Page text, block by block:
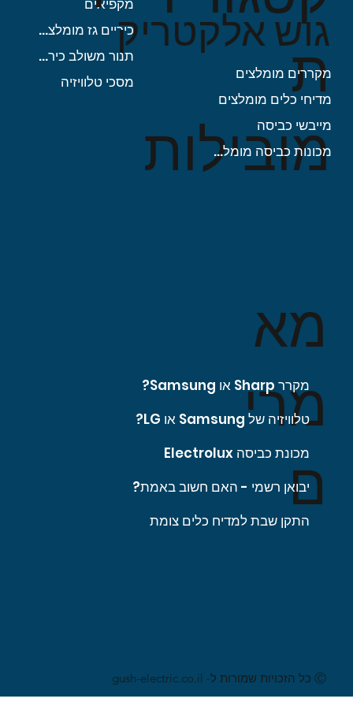
Ⓒ כל הזכויות שמורות ל- gush-electric.co.il
מא
מרי
ם
מקרר Sharp או Samsung?
טלוויזיה של Samsung או LG?
מכונת כביסה Electrolux
יבואן רשמי - האם חשוב באמת?
התקן שבת למדיח כלים צומת
ת
מובילות
מקפיאים
כיריים גז מומלצות
תנור משולב כיריים
מסכי טלוויזיה
מקררים מומלצים
מדיחי כלים מומלצים
מייבשי כביסה
מכונות כביסה מומלצות
גוש אלקטריק